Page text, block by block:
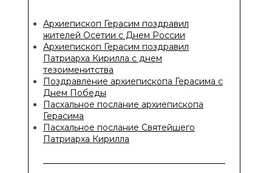
Архиепископ Герасим поздравил
жителей Осетии с Днем России
Архиепископ Герасим поздравил
Патриарха Кирилла с днем
тезоименитства
Поздравление архиепископа Герасима с
Днем Победы
Пасхальное послание архиепископа
Герасима
Пасхальное послание Святейшего
Патриарха Кирилла